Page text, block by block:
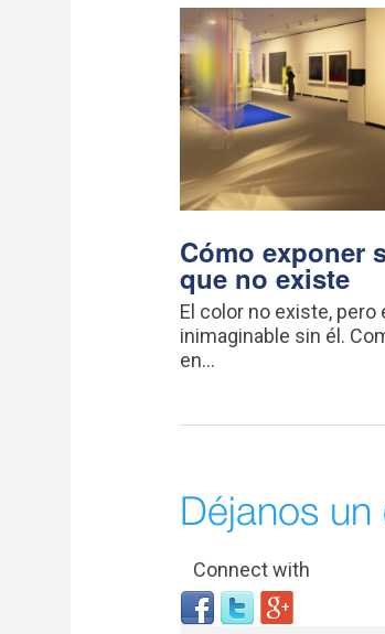
Cómo exponer
que no existe
El color no existe, pero
inimaginable sin él.
en...
Déjanos
Connect with